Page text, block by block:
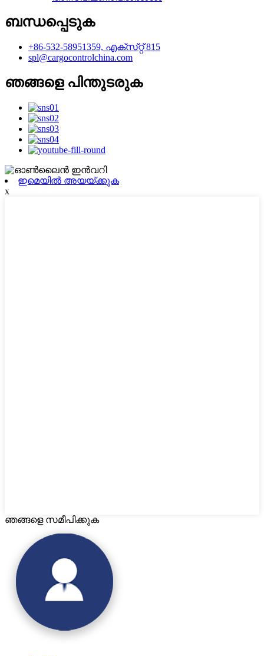
ബന്ധപ്പെടുക
+86-532-58951359, എക്‌സ്‌റ്റ് 815
spl@cargocontrolchina.com
ഞങ്ങളെ പിന്തുടരുക
ഇമെയിൽ അയയ്ക്കുക
x
ഞങ്ങളെ സമീപിക്കുക